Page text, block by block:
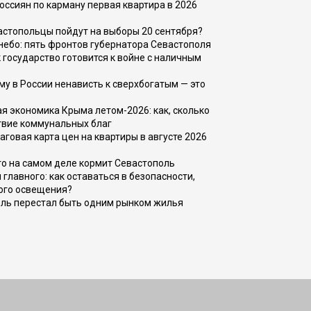
по карману первая квартира в 2026
пойдут на выборы 20 сентября?
пять фронтов губернатора Севастополя
готовится к войне с наличным
в России ненависть к сверхбогатым — это
экономика Крыма летом-2026: как, сколько
коммунальных благ
карта цен на квартиры в августе 2026
на самом деле кормит Севастополь
как оставаться в безопасности,
освещения?
перестал быть одним рынком жилья